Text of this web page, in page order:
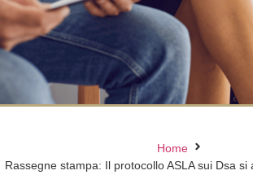
Home
Rassegne stampa: Il protocollo ASLA sui Dsa